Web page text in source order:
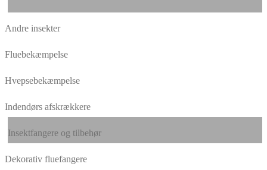
Andre insekter
Fluebekæmpelse
Hvepsebekæmpelse
Indendørs afskrækkere
Insektfangere og tilbehør
Dekorativ fluefangere